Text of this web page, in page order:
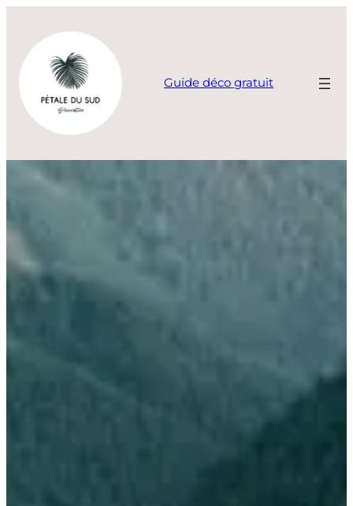
contenu
Guide déco gratuit